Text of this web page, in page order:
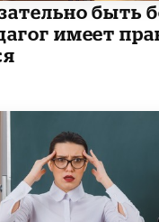
быть
имеет